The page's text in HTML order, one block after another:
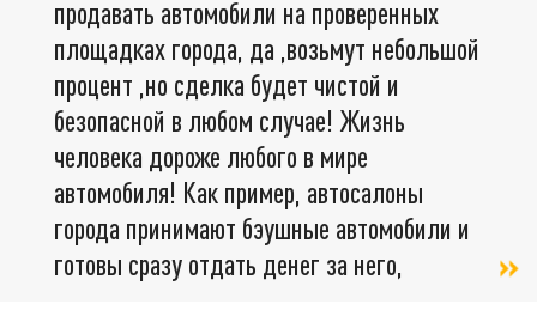
продавать автомобили на проверенных
площадках города, да ,возьмут небольшой
процент ,но сделка будет чистой и
безопасной в любом случае! Жизнь
человека дороже любого в мире
автомобиля! Как пример, автосалоны
города принимают бэушные автомобили и
готовы сразу отдать денег за него,